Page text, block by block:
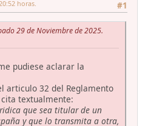
#1
horas.
29 de Noviembre de 2025.
pudiese aclarar la
articulo 32 del Reglamento
textualmente:
que sea titular de un
y que lo transmita a otra,